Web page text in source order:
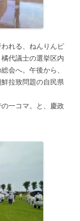
れる、ねんりんピ
代議士の選挙区内
会へ。午後から、
拉致問題の自民県
一コマ。と、慶政